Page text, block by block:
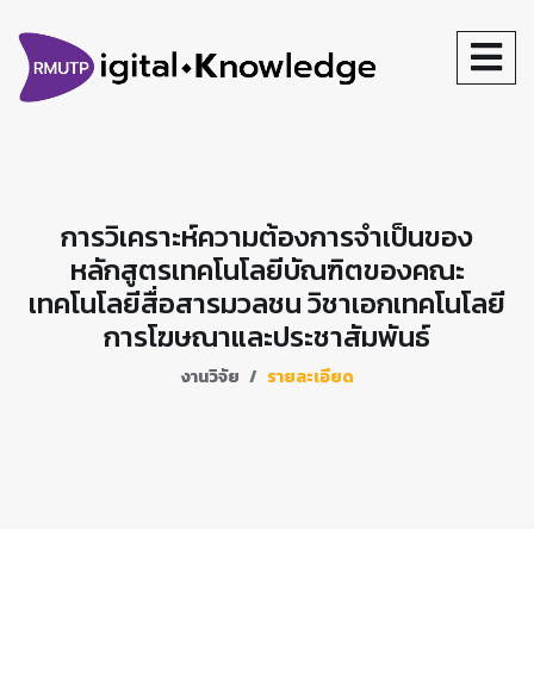
การวิเคราะห์ความต้องการจำเป็นของ
หลักสูตรเทคโนโลยีบัณฑิตของคณะ
เทคโนโลยีสื่อสารมวลชน วิชาเอกเทคโนโลยี
การโฆษณาและประชาสัมพันธ์
งานวิจัย รายละเอียด